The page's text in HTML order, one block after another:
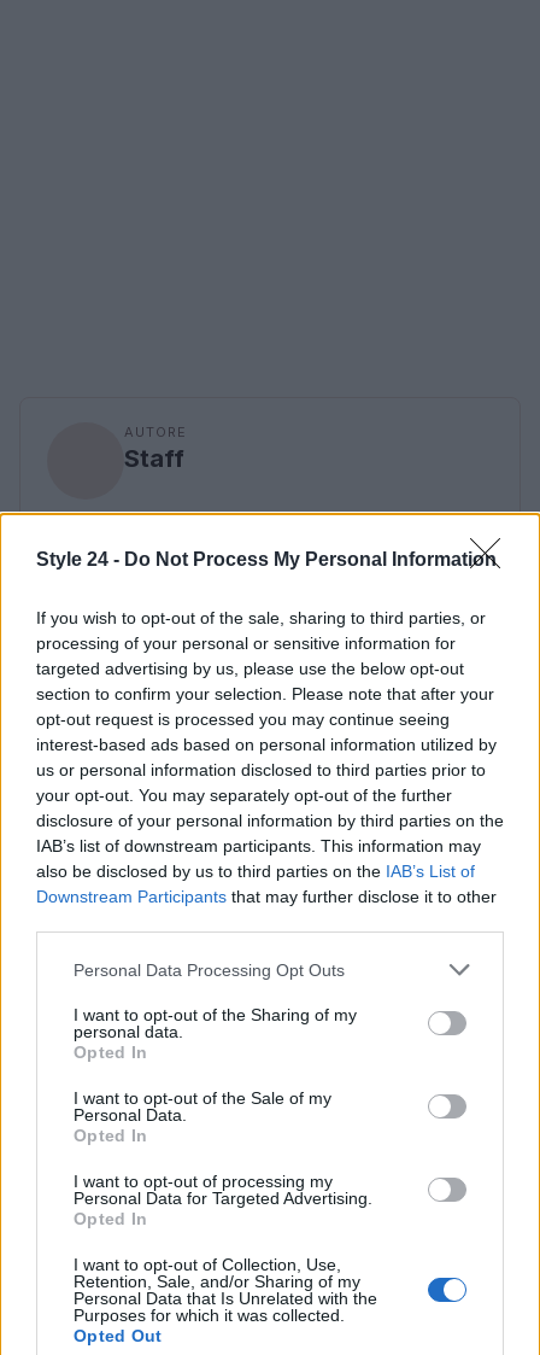
Style 24 - Do Not Process My Personal Information
If you wish to opt-out of the sale, sharing to third parties, or
processing of your personal or sensitive information for
targeted advertising by us, please use the below opt-out
section to confirm your selection. Please note that after your
opt-out request is processed you may continue seeing
interest-based ads based on personal information utilized by
us or personal information disclosed to third parties prior to
your opt-out. You may separately opt-out of the further
disclosure of your personal information by third parties on the
IAB’s list of downstream participants. This information may
also be disclosed by us to third parties on the IAB’s List of
Downstream Participants that may further disclose it to other
Please note that this website/app uses one or more Google
not limited to your visit or usage behaviour. You may click to
grant or deny consent to Google and its third-party tags to
use your data for below specified purposes in below Google
consent section.
Personal Data Processing Opt Outs
I want to opt-out of the Sharing of my
personal data.
Opted In
I want to opt-out of the Sale of my
Personal Data.
Opted In
I want to opt-out of processing my
Personal Data for Targeted Advertising.
Opted In
I want to opt-out of Collection, Use,
Retention, Sale, and/or Sharing of my
Personal Data that Is Unrelated with the
Purposes for which it was collected.
Opted Out
AUTORE
Staff
Continua a leggere
LIFESTYLE